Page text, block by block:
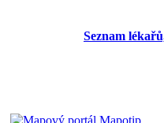
Seznam